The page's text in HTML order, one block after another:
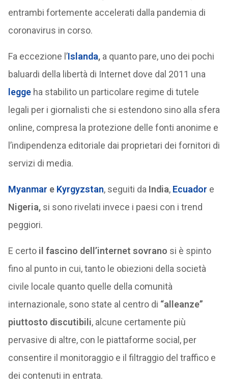
entrambi fortemente accelerati dalla pandemia di
coronavirus in corso.
Fa eccezione l’Islanda,a quanto pare, uno dei pochi
baluardi della libertà di Internet dove dal 2011 una
legge ha stabilito un particolare regime di tutele
legali per i giornalisti che si estendono sino alla sfera
online, compresa la protezione delle fonti anonime e
l’indipendenza editoriale dai proprietari dei fornitori di
servizi di media.
Myanmar e Kyrgyzstan, seguiti da India, Ecuador e
Nigeria,si sono rivelati invece i paesi con i trend
peggiori.
E certoil fascino dell’internet sovrano si è spinto
fino al punto in cui, tanto le obiezioni della società
civile locale quanto quelle della comunità
internazionale, sono state al centro di “alleanze”
piuttosto discutibili, alcune certamente più
pervasive di altre, con le piattaforme social, per
consentire il monitoraggio e il filtraggio del traffico e
dei contenuti in entrata.